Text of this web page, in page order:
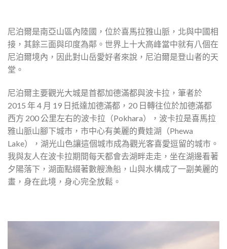
尼泊爾是南亞山區內陸國，位於喜馬拉雅山脈，北與中國相
接，其餘三面與印度為鄰。世界上十大高峰當中就有八個在
尼泊爾境內，因此對山岳愛好者來說，尼泊爾是登山者的天
堂。
尼泊爾主要觀光大城是首都加德滿都與波卡拉，筆者於
2015 年 4 月 19 日抵達加德滿都，20 日轉往位於加德滿都
西方 200 公里左右的波卡拉（Pokhara），波卡拉是喜馬拉
雅山脈山腳下城市，市中心有美麗的費娃湖（Phewa
Lake），湖光山色讓這個城市成為觀光客喜愛逗留的城市。
我與友人在波卡拉期間每天都會去湖畔走走，坐在湖邊看著
夕陽落下，湖面點綴著數艘漁船，山與水構成了一副美麗的
畫，身在此境，身心完全放鬆。